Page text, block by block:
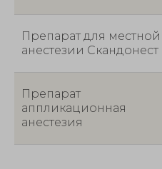
Препарат для местной
анестезии Скандонест
Препарат
аппликационная
анестезия